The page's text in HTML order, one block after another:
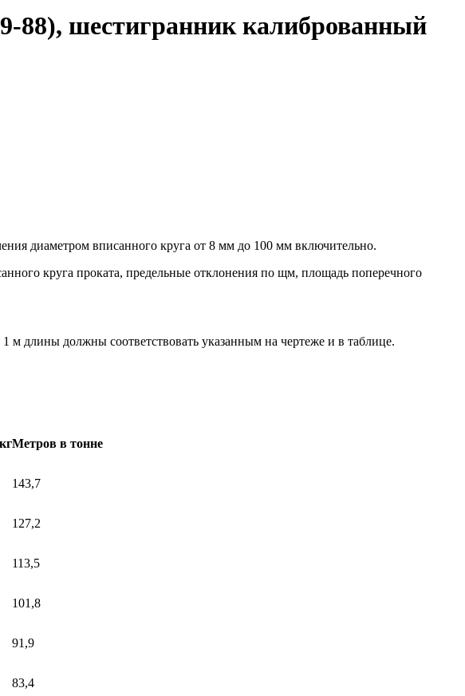
88), шестигранник калиброванный
диаметром вписанного круга от 8 мм до 100 мм включительно.
круга проката, предельные отклонения по щм, площадь поперечного
м длины должны соответствовать указанным на чертеже и в таблице.
Метров в тонне
143,7
127,2
113,5
101,8
91,9
83,4